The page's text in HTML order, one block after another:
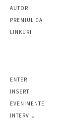
AUTORI
PREMIUL CA
LINKURI
ENTER
INSERT
EVENIMENTE
INTERVIU